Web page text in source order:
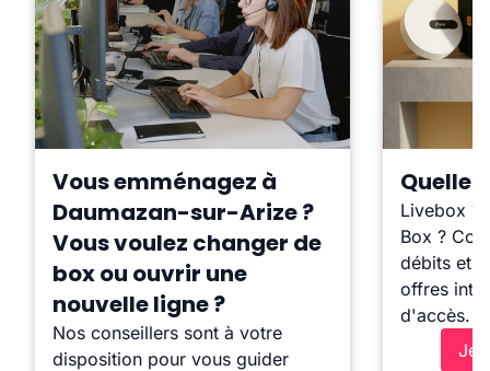
Vous emménagez à
Daumazan-sur-Arize ?
Vous voulez changer de
box ou ouvrir une
nouvelle ligne ?
Nos conseillers sont à votre
disposition pour vous guider
Quelle
Livebox ?
Box ?
débits et
offres
d'accès.
Je